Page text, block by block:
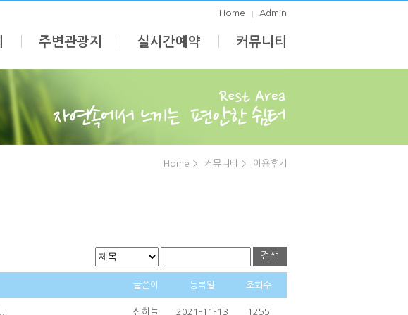
주변관광지 실시간예약 커뮤니티
Home Admin
Home > 커뮤니티 > 이용후기
검색
글쓴이 등록일 조회수
신하늘 2021-11-13 1255